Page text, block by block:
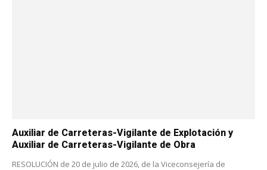
Auxiliar de Carreteras-Vigilante de Explotación y
Auxiliar de Carreteras-Vigilante de Obra
RESOLUCIÓN de 20 de julio de 2026, de la Viceconsejería de